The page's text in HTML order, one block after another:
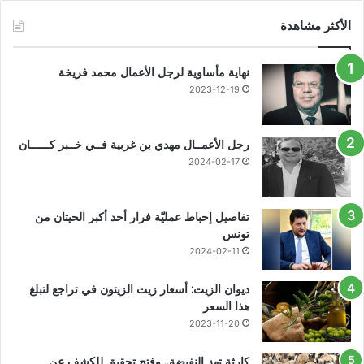
الأكثر مشاهدة
نهاية مأساوية لرجل الأعمال محمد فريخة
2023-12-19
رجل الأعمــال مهدي بن غربية فــي خــبر كــــــان
2024-02-17
تفاصيل إحباط عمليّة فرار أحد أكبر الحيتان من
تونس
2024-02-11
ديوان الزيت: أسعار زيت الزيتون في تراجع لتبلغ
هذا السعر
2023-11-20